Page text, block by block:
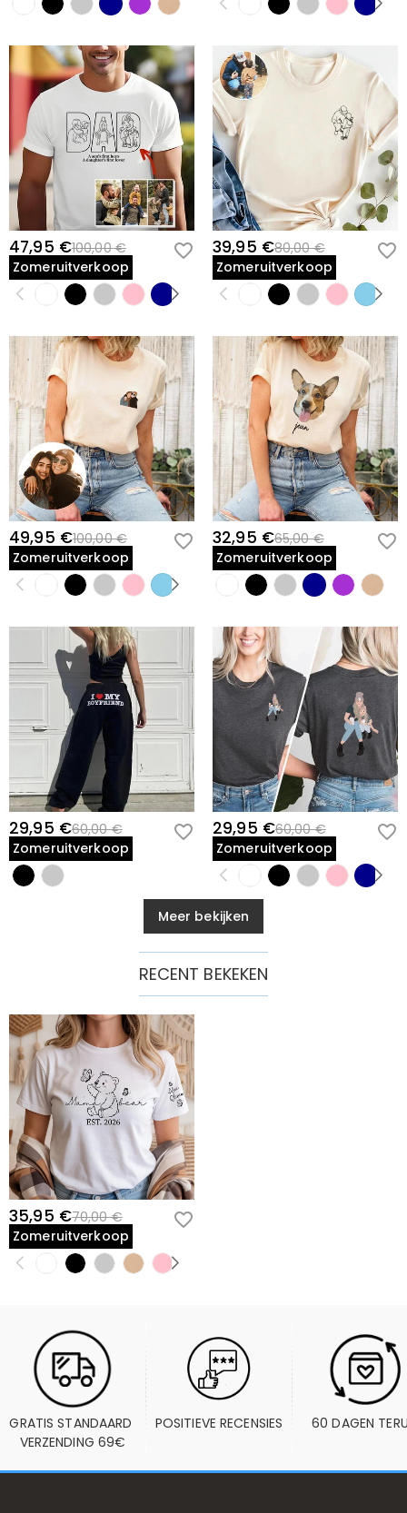
47,95 €100,00 €
Zomeruitverkoop
39,95 €80,00 €
Zomeruitverkoop
49,95 €100,00 €
Zomeruitverkoop
32,95 €65,00 €
Zomeruitverkoop
29,95 €60,00 €
Zomeruitverkoop
29,95 €60,00 €
Zomeruitverkoop
Meer bekijken
RECENT BEKEKEN
35,95 €70,00 €
Zomeruitverkoop
GRATIS STANDAARD
VERZENDING 69€
POSITIEVE RECENSIES 60 DAGEN